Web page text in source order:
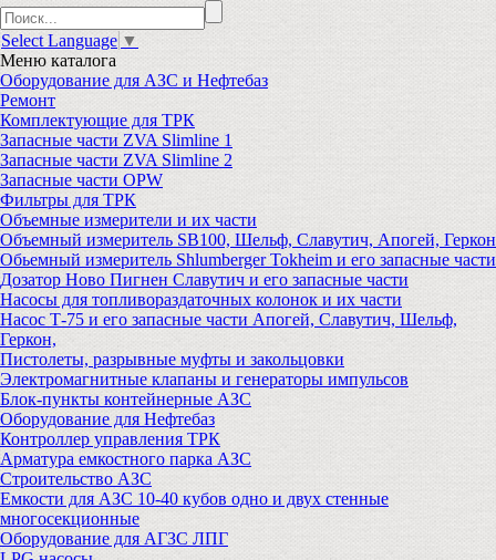
Select Language ▼
Меню каталога
Оборудование для АЗС и Нефтебаз
Ремонт
Комплектующие для ТРК
Запасные части ZVA Slimline 1
Запасные части ZVA Slimline 2
Запасные части OPW
Фильтры для ТРК
Объемные измерители и их части
Объемный измеритель SB100, Шельф, Славутич, Апогей, Геркон
Обьемный измеритель Shlumberger Tokheim и его запасные части
Дозатор Ново Пигнен Славутич и его запасные части
Насосы для топливораздаточных колонок и их части
Насос Т-75 и его запасные части Апогей, Славутич, Шельф,
Геркон,
Пистолеты, разрывные муфты и закольцовки
Электромагнитные клапаны и генераторы импульсов
Блок-пункты контейнерные АЗС
Оборудование для Нефтебаз
Контроллер управления ТРК
Арматура емкостного парка АЗС
Строительство АЗС
Емкости для АЗС 10-40 кубов одно и двух стенные
многосекционные
Оборудование для АГЗС ЛПГ